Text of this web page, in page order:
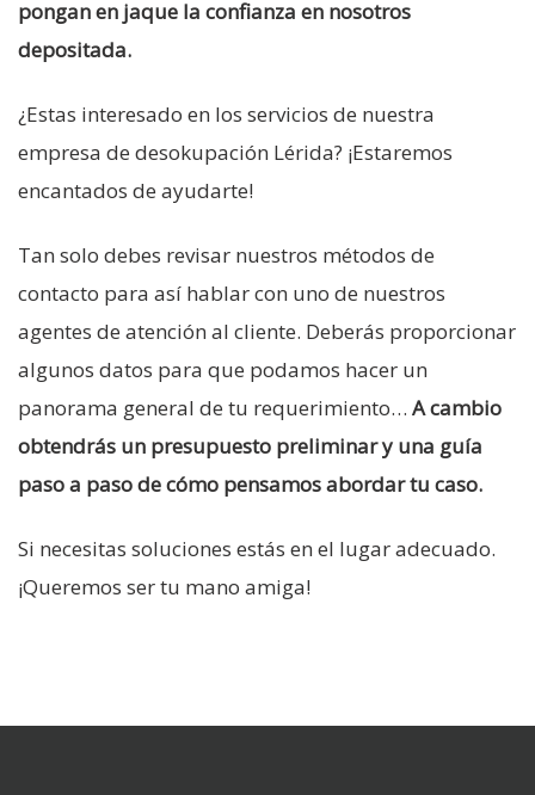
pongan en jaque la confianza en nosotros
depositada.
¿Estas interesado en los servicios de nuestra
empresa de desokupación Lérida? ¡Estaremos
encantados de ayudarte!
Tan solo debes revisar nuestros métodos de
contacto para así hablar con uno de nuestros
agentes de atención al cliente. Deberás proporcionar
algunos datos para que podamos hacer un
panorama general de tu requerimiento… A cambio
obtendrás un presupuesto preliminar y una guía
paso a paso de cómo pensamos abordar tu caso.
Si necesitas soluciones estás en el lugar adecuado.
¡Queremos ser tu mano amiga!